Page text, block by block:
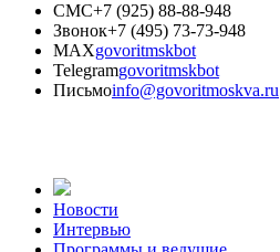
СМС+7 (925) 88-88-948
Звонок+7 (495) 73-73-948
MAXgovoritmskbot
Telegramgovoritmskbot
Письмоinfo@govoritmoskva.ru
Новости
Интервью